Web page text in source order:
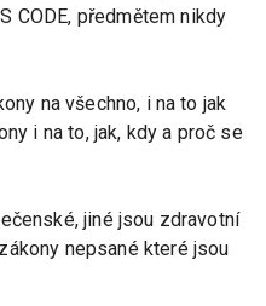
CODE, předmětem nikdy
na všechno, i na to jak
i na to, jak, kdy a proč se
jiné jsou zdravotní
nepsané které jsou